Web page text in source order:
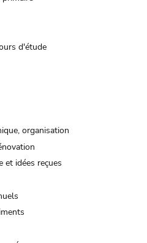
d'étude
organisation
et idées reçues